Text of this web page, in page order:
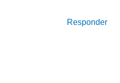
Responder